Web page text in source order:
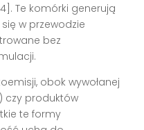
Te komórki generują
w przewodzie
bez
obok wywołanej
czy produktów
te formy